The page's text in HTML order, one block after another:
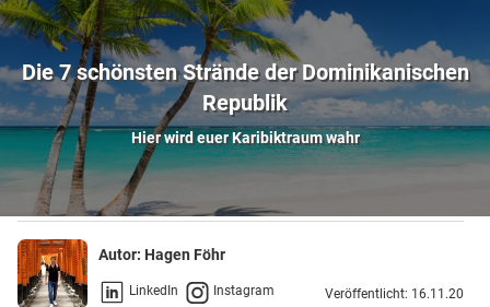
GUTSCHEINE
KREDITKARTEN
ESIM
REISEBLOG
Die 7 schönsten Strände der Dominikanischen
Republik
Hier wird euer Karibiktraum wahr
Autor: Hagen Föhr
LinkedIn Instagram Veröffentlicht: 16.11.20